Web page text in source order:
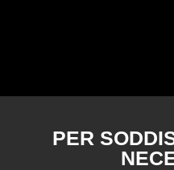
PER